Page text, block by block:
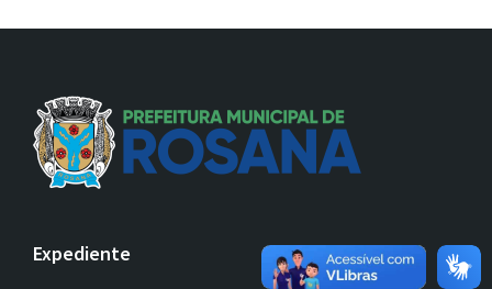
Expediente